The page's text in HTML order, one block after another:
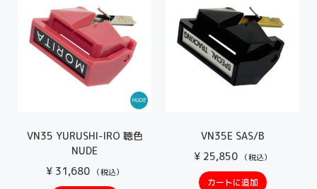
VN35 YURUSHI-IRO 聴色
NUDE
¥31,680 （税込）
VN35E SAS/B
¥25,850 （税込）
カートに追加